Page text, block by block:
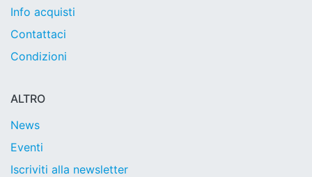
Info acquisti
Contattaci
Condizioni
ALTRO
News
Eventi
Iscriviti alla newsletter